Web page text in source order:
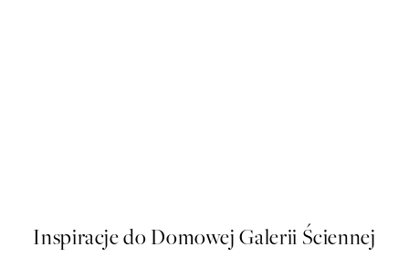
Inspiracje do Domowej Galerii Ściennej